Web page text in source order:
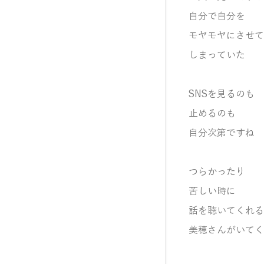
自分で自分を
モヤモヤにさせて
しまっていた
SNSを見るのも
止めるのも
自分次第ですね
つらかったり
苦しい時に
話を聴いてくれる
美穂さんがいて